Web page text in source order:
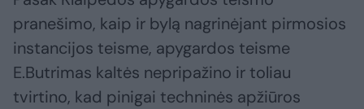
pranešimo, kaip ir bylą nagrinėjant pirmosios
instancijos teisme, apygardos teisme
E.Butrimas kaltės nepripažino ir toliau
tvirtino, kad pinigai techninės apžiūros